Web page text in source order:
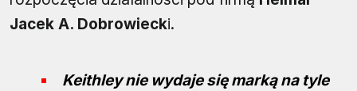
Jacek A. Dobrowiecki.
Keithley nie wydaje się marką na tyle